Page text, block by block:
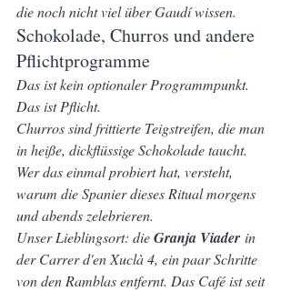
die noch nicht viel über Gaudí wissen.
Schokolade, Churros und andere
Pflichtprogramme
Das ist kein optionaler Programmpunkt.
Das ist Pflicht.
Churros sind frittierte Teigstreifen, die man
in heiße, dickflüssige Schokolade taucht.
Wer das einmal probiert hat, versteht,
warum die Spanier dieses Ritual morgens
und abends zelebrieren.
Unser Lieblingsort: die Granja Viader in
der Carrer d'en Xuclà 4, ein paar Schritte
von den Ramblas entfernt. Das Café ist seit